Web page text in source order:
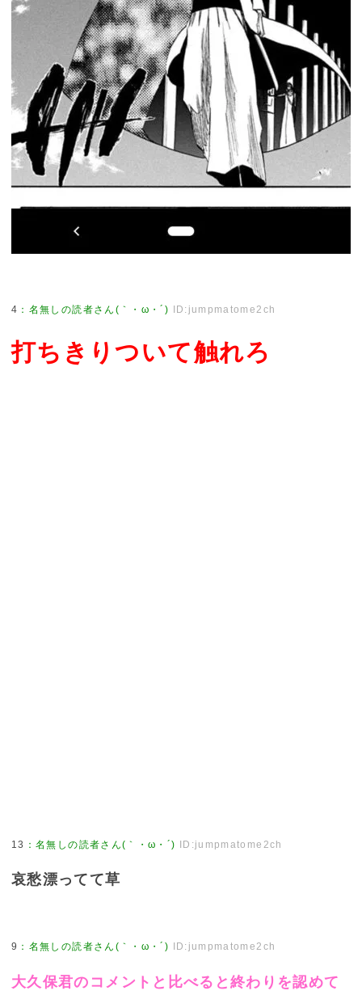
4 ： 名無しの読者さん(｀・ω・´) ID:jumpmatome2ch
打ちきりついて触れろ
13 ：名無しの読者さん(｀・ω・´) ID:jumpmatome2ch
哀愁漂ってて草
9 ： 名無しの読者さん(｀・ω・´) ID:jumpmatome2ch
大久保君のコメントと比べると終わりを認めて